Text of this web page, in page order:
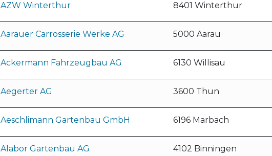
AZW Winterthur 8401 Winterthur
Aarauer Carrosserie Werke AG 5000 Aarau
Ackermann Fahrzeugbau AG 6130 Willisau
Aegerter AG 3600 Thun
Aeschlimann Gartenbau GmbH 6196 Marbach
Alabor Gartenbau AG 4102 Binningen